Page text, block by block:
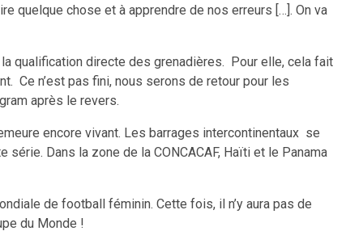
quelque chose et à apprendre de nos erreurs […]. On va
la qualification directe des grenadières. Pour elle, cela fait
Ce n’est pas fini, nous serons de retour pour les
après le revers.
encore vivant. Les barrages intercontinentaux se
Dans la zone de la CONCACAF, Haïti et le Panama
de football féminin. Cette fois, il n’y aura pas de
du Monde !